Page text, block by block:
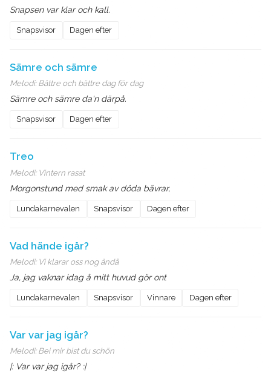
Snapsen var klar och kall.
Snapsvisor Dagen efter
Sämre och sämre
Melodi: Bättre och bättre dag för dag
Sämre och sämre da'n därpå.
Snapsvisor Dagen efter
Treo
Melodi: Vintern rasat
Morgonstund med smak av döda bävrar,
Lundakarnevalen Snapsvisor Dagen efter
Vad hände igår?
Melodi: Vi klarar oss nog ändå
Ja, jag vaknar idag å mitt huvud gör ont
Lundakarnevalen Snapsvisor Vinnare Dagen efter
Var var jag igår?
Melodi: Bei mir bist du schön
|: Var var jag igår? :|